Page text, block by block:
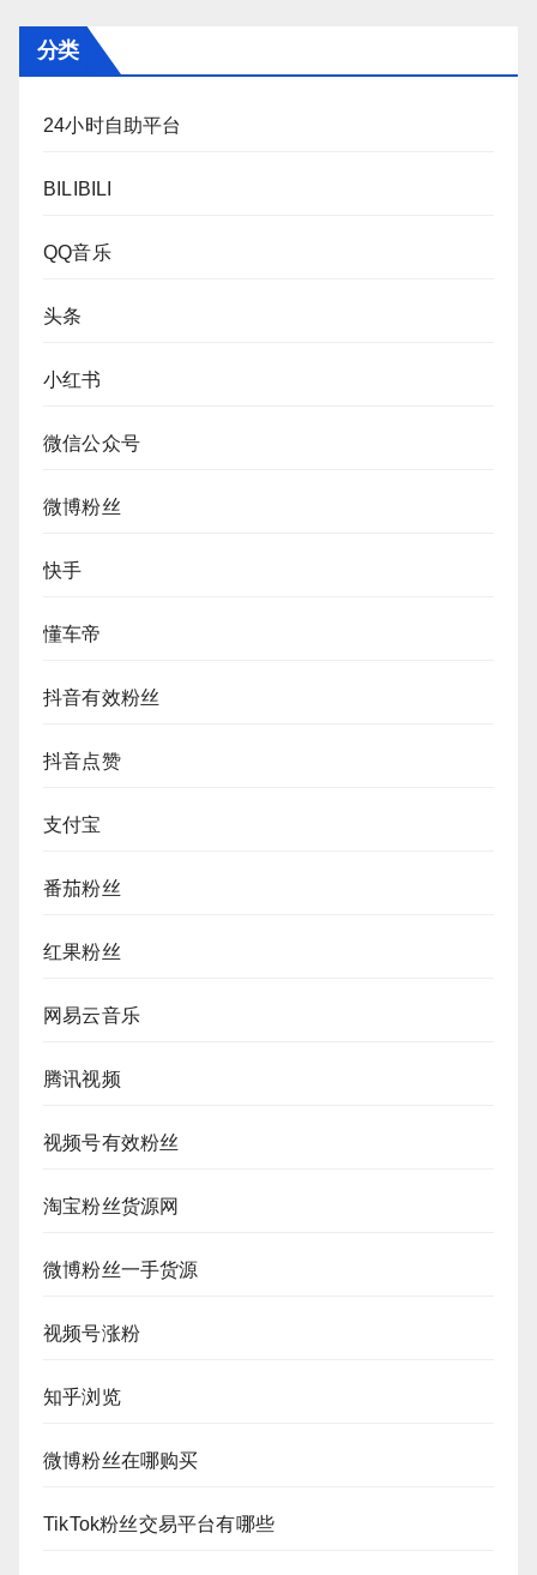
分类
24小时自助平台
BILIBILI
QQ音乐
头条
小红书
微信公众号
微博粉丝
快手
懂车帝
抖音有效粉丝
抖音点赞
支付宝
番茄粉丝
红果粉丝
网易云音乐
腾讯视频
视频号有效粉丝
淘宝粉丝货源网
微博粉丝一手货源
视频号涨粉
知乎浏览
微博粉丝在哪购买
TikTok粉丝交易平台有哪些